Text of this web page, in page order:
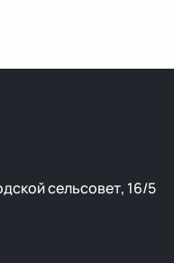
сельсовет, 16/5